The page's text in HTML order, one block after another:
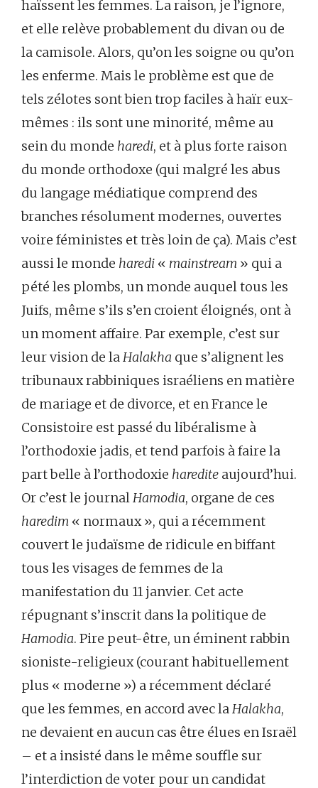
haïssent les femmes. La raison, je l’ignore,
et elle relève probablement du divan ou de
la camisole. Alors, qu’on les soigne ou qu’on
les enferme. Mais le problème est que de
tels zélotes sont bien trop faciles à haïr eux-
mêmes : ils sont une minorité, même au
sein du monde haredi, et à plus forte raison
du monde orthodoxe (qui malgré les abus
du langage médiatique comprend des
branches résolument modernes, ouvertes
voire féministes et très loin de ça). Mais c’est
aussi le monde haredi « mainstream » qui a
pété les plombs, un monde auquel tous les
Juifs, même s’ils s’en croient éloignés, ont à
un moment affaire. Par exemple, c’est sur
leur vision de laHalakha que s’alignent les
tribunaux rabbiniques israéliens en matière
de mariage et de divorce, et en France le
Consistoire est passé du libéralisme à
l’orthodoxie jadis, et tend parfois à faire la
part belle à l’orthodoxie haredite aujourd’hui.
Or c’est le journalHamodia, organe de ces
haredim « normaux », qui a récemment
couvert le judaïsme de ridicule en biffant
tous les visages de femmes de la
manifestation du 11 janvier. Cet acte
répugnant s’inscrit dans la politique de
Hamodia. Pire peut-être, un éminent rabbin
sioniste-religieux (courant habituellement
plus « moderne ») a récemment déclaré
que les femmes, en accord avec laHalakha,
ne devaient en aucun cas être élues en Israël
– et a insisté dans le même souffle sur
l’interdiction de voter pour un candidat